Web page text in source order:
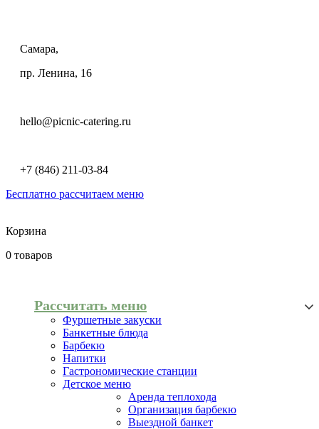
Самара,
пр. Ленина, 16
hello@picnic-catering.ru
+7 (846) 211-03-84
Бесплатно рассчитаем меню
Корзина
0 товаров
Рассчитать меню
Фуршетные закуски
Банкетные блюда
Барбекю
Напитки
Гастрономические станции
Детское меню
Аренда теплохода
Организация барбекю
Выездной банкет